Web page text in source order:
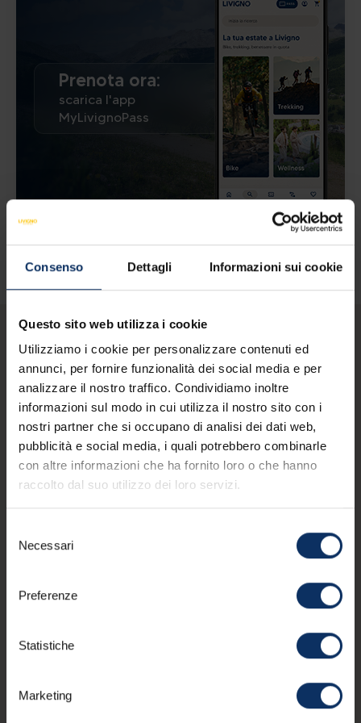
Consenso Dettagli Informazioni sui cookie
Questo sito web utilizza i cookie
Utilizziamo i cookie per personalizzare contenuti ed
annunci, per fornire funzionalità dei social media e per
analizzare il nostro traffico. Condividiamo inoltre
informazioni sul modo in cui utilizza il nostro sito con i
nostri partner che si occupano di analisi dei dati web,
pubblicità e social media, i quali potrebbero combinarle
con altre informazioni che ha fornito loro o che hanno
raccolto dal suo utilizzo dei loro servizi.
delNecessari
Preferenze
Statistiche
Marketing
Prenota ora:
scarica l'app
MyLivignoPass
Non perderti nulla di ciò
che accade in quota.
INVIA
Accetto di ricevere la newsletter di APT Livigno.
Puoi annullare l'iscrizione a queste comunicazioni
informativa
sulla privacy